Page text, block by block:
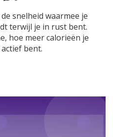
snelheid waarmee je
terwijl je in rust bent.
hoe meer calorieën je
bent.